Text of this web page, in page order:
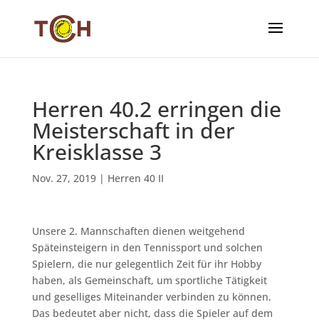
Herren 40.2 erringen die
Meisterschaft in der
Kreisklasse 3
Nov. 27, 2019| Herren 40 II
Unsere 2. Mannschaften dienen weitgehend
Späteinsteigern in den Tennissport und solchen
Spielern, die nur gelegentlich Zeit für ihr Hobby
haben, als Gemeinschaft, um sportliche Tätigkeit
und geselliges Miteinander verbinden zu können.
Das bedeutet aber nicht, dass die Spieler auf dem